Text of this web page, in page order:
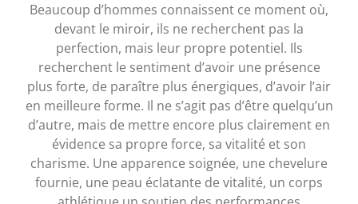
Beaucoup d’hommes connaissent ce moment où,
devant le miroir, ils ne recherchent pas la
perfection, mais leur propre potentiel. Ils
recherchent le sentiment d’avoir une présence
plus forte, de paraître plus énergiques, d’avoir l’air
en meilleure forme. Il ne s’agit pas d’être quelqu’un
d’autre, mais de mettre encore plus clairement en
évidence sa propre force, sa vitalité et son
charisme. Une apparence soignée, une chevelure
fournie, une peau éclatante de vitalité, un corps